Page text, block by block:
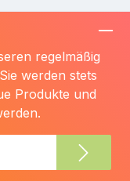
regelmäßig
werden stets
Produkte und